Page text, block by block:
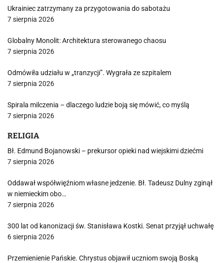
Ukrainiec zatrzymany za przygotowania do sabotażu
7 sierpnia 2026
Globalny Monolit: Architektura sterowanego chaosu
7 sierpnia 2026
Odmówiła udziału w „tranzycji”. Wygrała ze szpitalem
7 sierpnia 2026
Spirala milczenia – dlaczego ludzie boją się mówić, co myślą
7 sierpnia 2026
RELIGIA
Bł. Edmund Bojanowski – prekursor opieki nad wiejskimi dziećmi
7 sierpnia 2026
Oddawał współwięźniom własne jedzenie. Bł. Tadeusz Dulny zginął
w niemieckim obo…
7 sierpnia 2026
300 lat od kanonizacji św. Stanisława Kostki. Senat przyjął uchwałę
6 sierpnia 2026
Przemienienie Pańskie. Chrystus objawił uczniom swoją Boską